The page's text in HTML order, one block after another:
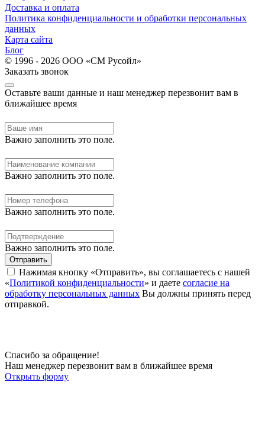
Доставка и оплата
Политика конфиденциальности и обработки персональных
данных
Карта сайта
Блог
© 1996 - 2026 ООО «СМ Русойл»
Заказать звонок
Оставьте ваши данные и наш менеджер перезвонит вам в
ближайшее время
Важно заполнить это поле.
Важно заполнить это поле.
Важно заполнить это поле.
Важно заполнить это поле.
Отправить
Нажимая кнопку «Отправить», вы соглашаетесь с нашей
«Политикой конфиденциальности» и даете согласие на
обработку персональных данных Вы должны принять перед
отправкой.
Спасибо за обращение!
Наш менеджер перезвонит вам в ближайшее время
Открыть форму